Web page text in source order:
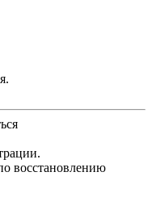
восстановлению